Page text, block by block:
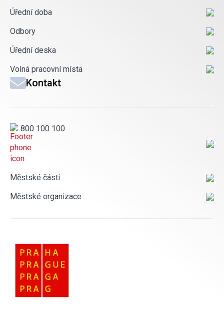
Úřední doba
Odbory
Úřední deska
Volná pracovní místa
Kontakt
800 100 100
Městské části
Městské organizace